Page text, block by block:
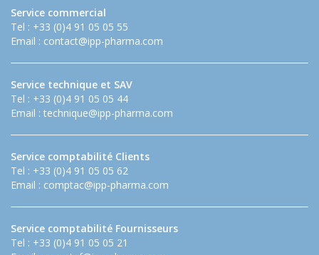
Service commercial
Tel : +33 (0)4 91 05 05 55
Email : contact@ipp-pharma.com
Service technique et SAV
Tel : +33 (0)4 91 05 05 44
Email : technique@ipp-pharma.com
Service comptabilité Clients
Tel : +33 (0)4 91 05 05 62
Email : comptac@ipp-pharma.com
Service comptabilité Fournisseurs
Tel : +33 (0)4 91 05 05 21